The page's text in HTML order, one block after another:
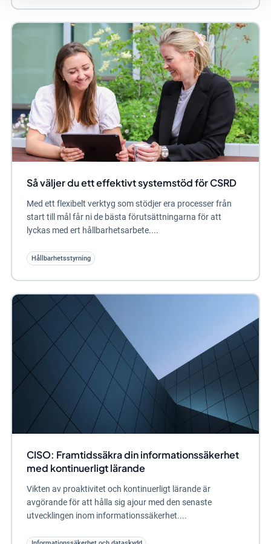
Så väljer du ett effektivt systemstöd för CSRD
Med ett flexibelt verktyg som stödjer era processer från
start till mål får ni de bästa förutsättningarna för att
lyckas med ert hållbarhetsarbete....
Hållbarhetsstyrning
CISO: Framtidssäkra din informationssäkerhet
med kontinuerligt lärande
Vikten av proaktivitet och kontinuerligt lärande är
avgörande för att hålla sig ajour med den senaste
utvecklingen inom informationssäkerhet....